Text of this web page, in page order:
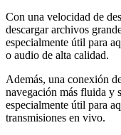
Con una velocidad de
descargar archivos
especialmente útil para
o audio de alta calidad.
Además, una conexión
navegación más fluida y
especialmente útil para
transmisiones en vivo.